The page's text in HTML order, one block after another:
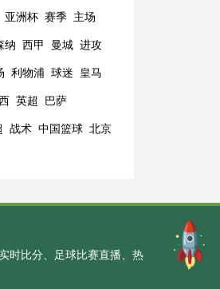
亚洲杯 赛季 主场
纳 西甲 曼城 进攻
利物浦 球迷 皇马
英超 巴萨
战术 中国篮球 北京
时比分、足球比赛直播、热